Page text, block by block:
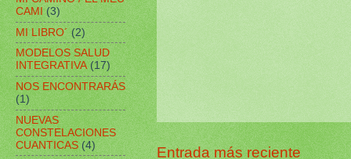
Entrada más reciente
CAMI (3)
MI LIBRO´ (2)
MODELOS SALUD
INTEGRATIVA (17)
NOS ENCONTRARÁS
(1)
NUEVAS
CONSTELACIONES
CUANTICAS (4)